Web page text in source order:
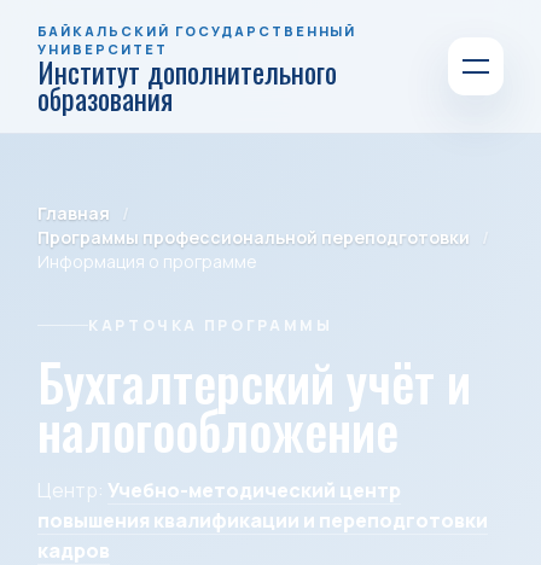
БАЙКАЛЬСКИЙ ГОСУДАРСТВЕННЫЙ
УНИВЕРСИТЕТ
Институт дополнительного
образования
Главная
Программы профессиональной переподготовки
Информация о программе
КАРТОЧКА ПРОГРАММЫ
Бухгалтерский учёт и
налогообложение
Центр: Учебно-методический центр
повышения квалификации и переподготовки
кадров